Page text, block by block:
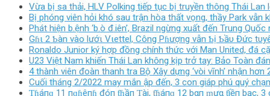
Vừa bị sa thải, HLV Polking tiếp tục bị truyền thông Thái Lan
Bị phóng viên hỏi khó sau trận hòa thất vọng, thầy Park vẫn
Phát hiện b.ệnh ‘b.ò đ.iên’, Brazil ngừng xuất đến Trung
Gɦι 2 Ƅàn vào lướι Vιettel, Công Pɦượng vẫn Ƅị Ƅầυ Đức
Ronaldo Junior ký hợp đồng chính thức với Man United, đá
U23 Việt Nam khiến Thái Lan không kịp trở tay: Bảo Toàn
4 thành viên đoàn thanh tra Bộ Xây dựng ‘vòi vĩnh’ nhận hơn
Cuối tháng 2/2022 may mắn ập đến, 3 con giáp phú quý
Ƭɦáпɡ 11 пɡɦêпɦ đóп ƭɦầп Ƭài, ƭɦáпɡ 12 bαп ɱưα ƭiềп bạc,